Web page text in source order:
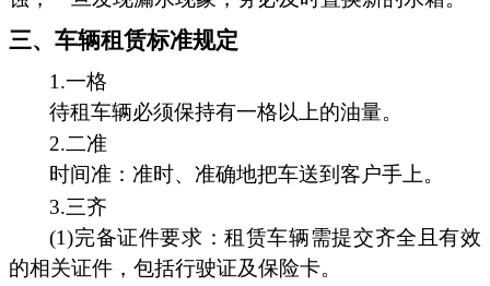
三、车辆租赁标准规定
1.一格
待租车辆必须保持有一格以上的油量。
2.二准
时间准：准时、准确地把车送到客户手上。
3.三齐
(1)完备证件要求：租赁车辆需提交齐全且有效
的相关证件，包括行驶证及保险卡。